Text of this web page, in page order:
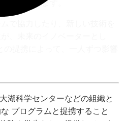
スは言います。
で協力したり、新しい技術を
、未来のイノベーターとし
湖科学センターなどの組織と
プログラムと提携すること